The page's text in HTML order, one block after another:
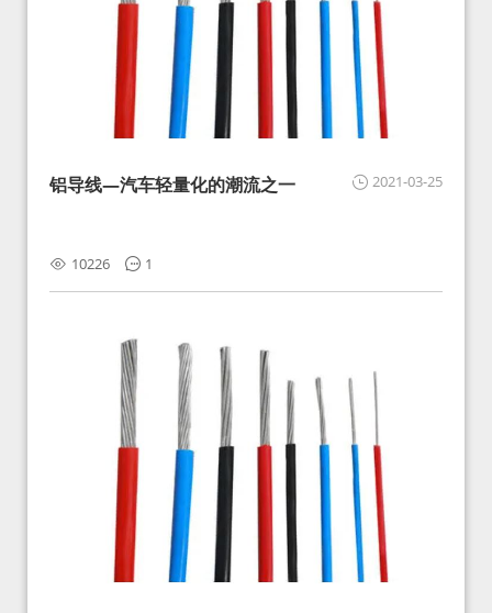
2021-03-25
铝导线—汽车轻量化的潮流之一
10226 1